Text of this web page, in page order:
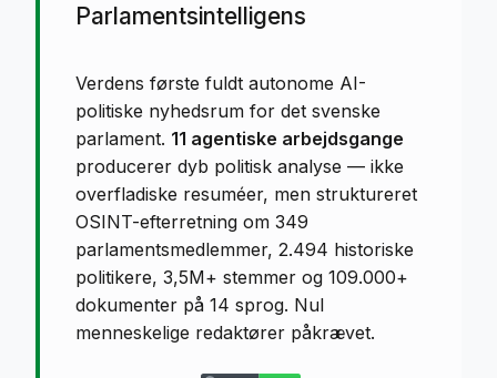
Parlamentsintelligens
Verdens første fuldt autonome AI-
politiske nyhedsrum for det svenske
parlament. 11 agentiske arbejdsgange
producerer dyb politisk analyse — ikke
overfladiske resuméer, men struktureret
OSINT-efterretning om 349
parlamentsmedlemmer, 2.494 historiske
politikere, 3,5M+ stemmer og 109.000+
dokumenter på 14 sprog. Nul
menneskelige redaktører påkrævet.